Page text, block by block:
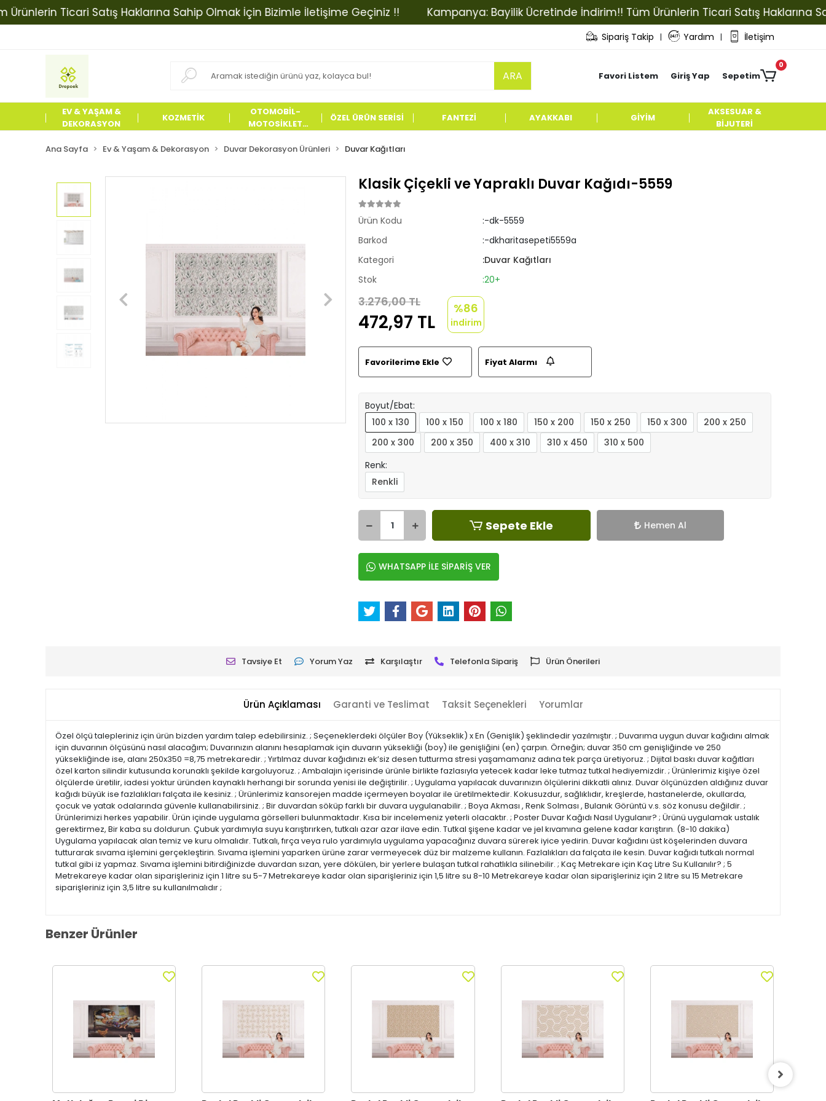
Ticari Satış Haklarına Sahip Olmak İçin Bizimle İletişime Geçiniz !! Kampanya: Bayilik Ücretinde İndirim!! Tüm Ürünlerin Ticari Satış Haklarına Sahip
Sipariş Takip | Yardım | İletişim
ARA Favori Listem Giriş Yap Sepetim
0
EV & YAŞAM &
DEKORASYON
KOZMETİK
OTOMOBİL-
MOTOSİKLET
ÖZEL ÜRÜN SERİSİ FANTEZİ AYAKKABI GİYİM
AKSESUAR &
BİJUTERİ
Ana Sayfa Ev & Yaşam & Dekorasyon Duvar Dekorasyon Ürünleri Duvar Kağıtları
Klasik Çiçekli ve Yapraklı Duvar Kağıdı-5559
Ürün Kodu
:-dk-5559
Barkod
:-dkharitasepeti5559a
Kategori
:Duvar Kağıtları
Stok
:20+
3.276,00 TL
472,97 TL
%86
indirim
Favorilerime Ekle Fiyat Alarmı
Boyut/Ebat:
100 x 130
100 x 150 100 x 180 150 x 200 150 x 250 150 x 300
200 x 250
200 x 300
200 x 350 400 x 310 310 x 450
310 x 500
Renk:
Renkli
Sepete Ekle Hemen Al
WHATSAPP İLE SİPARİŞ VER
Tavsiye Et Yorum Yaz Karşılaştır Telefonla Sipariş Ürün Önerileri
Ürün Açıklaması Garanti ve Teslimat Taksit Seçenekleri Yorumlar
Özel ölçü talepleriniz için ürün bizden yardım talep edebilirsiniz. ; Seçeneklerdeki ölçüler Boy (Yükseklik) x En (Genişlik) şeklindedir yazılmıştır. ; Duvarıma uygun duvar kağıdını almak
için duvarının ölçüsünü nasıl alacağım; Duvarınızın alanını hesaplamak için duvarın yüksekliği (boy) ile genişliğini (en) çarpın. Örneğin; duvar 350 cm genişliğinde ve 250
yüksekliğinde ise, alanı 250x350 =8,75 metrekaredir. ; Yırtılmaz duvar kağıdınızı ek’siz desen tutturma stresi yaşamamanız adına tek parça üretiyoruz. ; Dijital baskı duvar kağıtları
özel karton silindir kutusunda korunaklı şekilde kargoluyoruz. ; Ambalajın içerisinde ürünle birlikte fazlasıyla yetecek kadar leke tutmaz tutkal hediyemizdir. ; Ürünlerimiz kişiye özel
ölçülerde üretilir, iadesi yoktur üründen kaynaklı herhangi bir sorunda yenisi ile değiştirilir. ; Uygulama yapılacak duvarınızın ölçülerini dikkatli alınız. Duvar ölçünüzden aldığınız duvar
kağıdı büyük ise fazlalıkları falçata ile kesiniz. ; Ürünlerimiz kansorejen madde içermeyen boyalar ile üretilmektedir. Kokusuzdur, sağlıklıdır, kreşlerde, hastanelerde, okullarda,
çocuk ve yatak odalarında güvenle kullanabilirsiniz. ; Bir duvardan söküp farklı bir duvara uygulanabilir. ; Boya Akması , Renk Solması , Bulanık Görüntü v.s. söz konusu değildir. ;
Ürünlerimizi herkes yapabilir. Ürün içinde uygulama görselleri bulunmaktadır. Kısa bir incelemeniz yeterli olacaktır. ; Poster Duvar Kağıdı Nasıl Uygulanır? ; Ürünü uygulamak ustalık
gerektirmez, Bir kaba su doldurun. Çubuk yardımıyla suyu karıştırırken, tutkalı azar azar ilave edin. Tutkal şişene kadar ve jel kıvamına gelene kadar karıştırın. (8-10 dakika)
Uygulama yapılacak alan temiz ve kuru olmalıdır. Tutkalı, fırça veya rulo yardımıyla uygulama yapacağınız duvara sürerek iyice yedirin. Duvar kağıdını üst köşelerinden duvara
tutturarak sıvama işlemini gerçekleştirin. Sıvama işlemini yaparken ürüne zarar vermeyecek düz bir malzeme kullanın. Fazlalıkları da falçata ile kesin. Duvar kağıdı tutkalı normal
tutkal gibi iz yapmaz. Sıvama işlemini bitirdiğinizde duvardan sızan, yere dökülen, bir yerlere bulaşan tutkal rahatlıkla silinebilir. ; Kaç Metrekare için Kaç Litre Su Kullanılır? ; 5
Metrekareye kadar olan siparişleriniz için 1 litre su 5-7 Metrekareye kadar olan siparişleriniz için 1,5 litre su 8-10 Metrekareye kadar olan siparişleriniz için 2 litre su 15 Metrekare
siparişleriniz için 3,5 litre su kullanılmalıdır ;
Benzer Ürünler